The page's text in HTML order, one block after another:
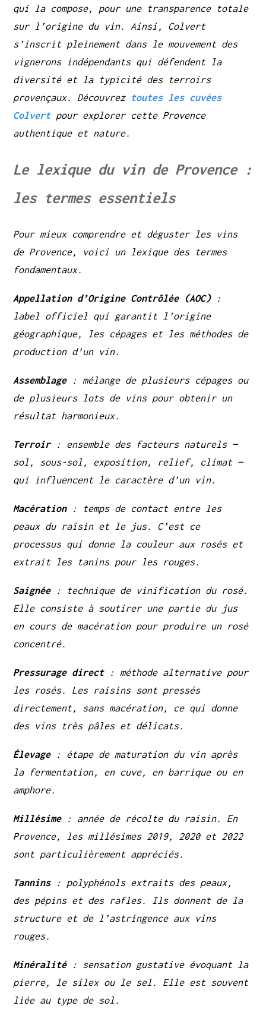
qui la compose, pour une transparence totale
sur l’origine du vin. Ainsi, Colvert
s’inscrit pleinement dans le mouvement des
vignerons indépendants qui défendent la
diversité et la typicité des terroirs
provençaux. Découvrez
toutes les cuvées
Colvertpour explorer cette Provence
authentique et nature.
Le lexique du vin de Provence :
les termes essentiels
Pour mieux comprendre et déguster les vins
de Provence, voici un lexique des termes
fondamentaux.
Appellation d’Origine Contrôlée (AOC):
label officiel qui garantit l’origine
géographique, les cépages et les méthodes de
production d’un vin.
Assemblage: mélange de plusieurs cépages ou
de plusieurs lots de vins pour obtenir un
résultat harmonieux.
Terroir: ensemble des facteurs naturels —
sol, sous-sol, exposition, relief, climat —
qui influencent le caractère d’un vin.
Macération: temps de contact entre les
peaux du raisin et le jus. C’est ce
processus qui donne la couleur aux rosés et
extrait les tanins pour les rouges.
Saignée: technique de vinification du rosé.
Elle consiste à soutirer une partie du jus
en cours de macération pour produire un rosé
concentré.
Pressurage direct: méthode alternative pour
les rosés. Les raisins sont pressés
directement, sans macération, ce qui donne
des vins très pâles et délicats.
Élevage: étape de maturation du vin après
la fermentation, en cuve, en barrique ou en
amphore.
Millésime: année de récolte du raisin. En
Provence, les millésimes 2019, 2020 et 2022
sont particulièrement appréciés.
Tannins: polyphénols extraits des peaux,
des pépins et des rafles. Ils donnent de la
structure et de l’astringence aux vins
rouges.
Minéralité: sensation gustative évoquant la
pierre, le silex ou le sel. Elle est souvent
liée au type de sol.